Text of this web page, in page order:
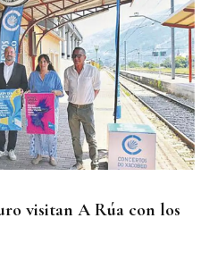
y España recorren el
programa
intercultural
visitan A Rúa con los